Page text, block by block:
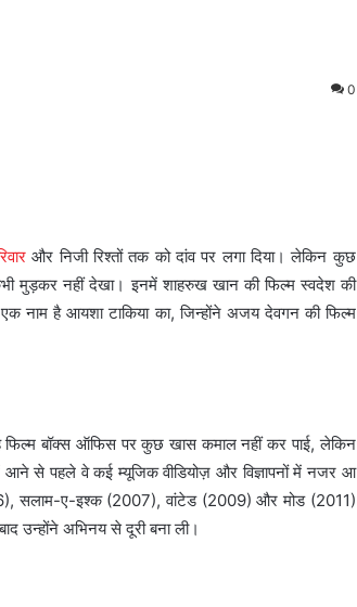
0
और निजी रिश्तों तक को दांव पर लगा दिया। लेकिन कुछ
मुड़कर नहीं देखा। इनमें शाहरुख खान की फिल्म स्वदेश की
नाम है आयशा टाकिया का, जिन्होंने अजय देवगन की फिल्म
फिल्म बॉक्स ऑफिस पर कुछ खास कमाल नहीं कर पाई, लेकिन
से पहले वे कई म्यूजिक वीडियोज़ और विज्ञापनों में नजर आ
सलाम-ए-इश्क (2007), वांटेड (2009) और मोड (2011)
उन्होंने अभिनय से दूरी बना ली।